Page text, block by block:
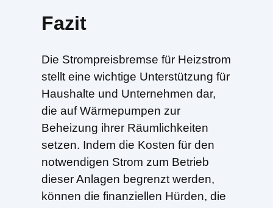
Fazit
Die Strompreisbremse für Heizstrom
stellt eine wichtige Unterstützung für
Haushalte und Unternehmen dar,
die auf Wärmepumpen zur
Beheizung ihrer Räumlichkeiten
setzen. Indem die Kosten für den
notwendigen Strom zum Betrieb
dieser Anlagen begrenzt werden,
können die finanziellen Hürden, die